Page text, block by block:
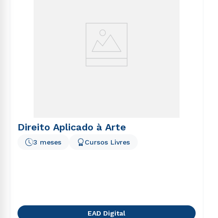
Direito Aplicado à Arte
3 meses Cursos Livres
EAD Digital